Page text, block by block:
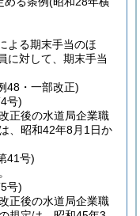
よる期末手当のほ
に対して、期末手当
48・一部改正)
号)
正後の水道局企業職
、昭和42年8月1日か
41号)
号)
正後の水道局企業職